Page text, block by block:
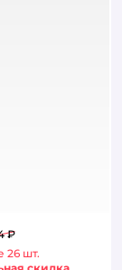
₽
26 шт.